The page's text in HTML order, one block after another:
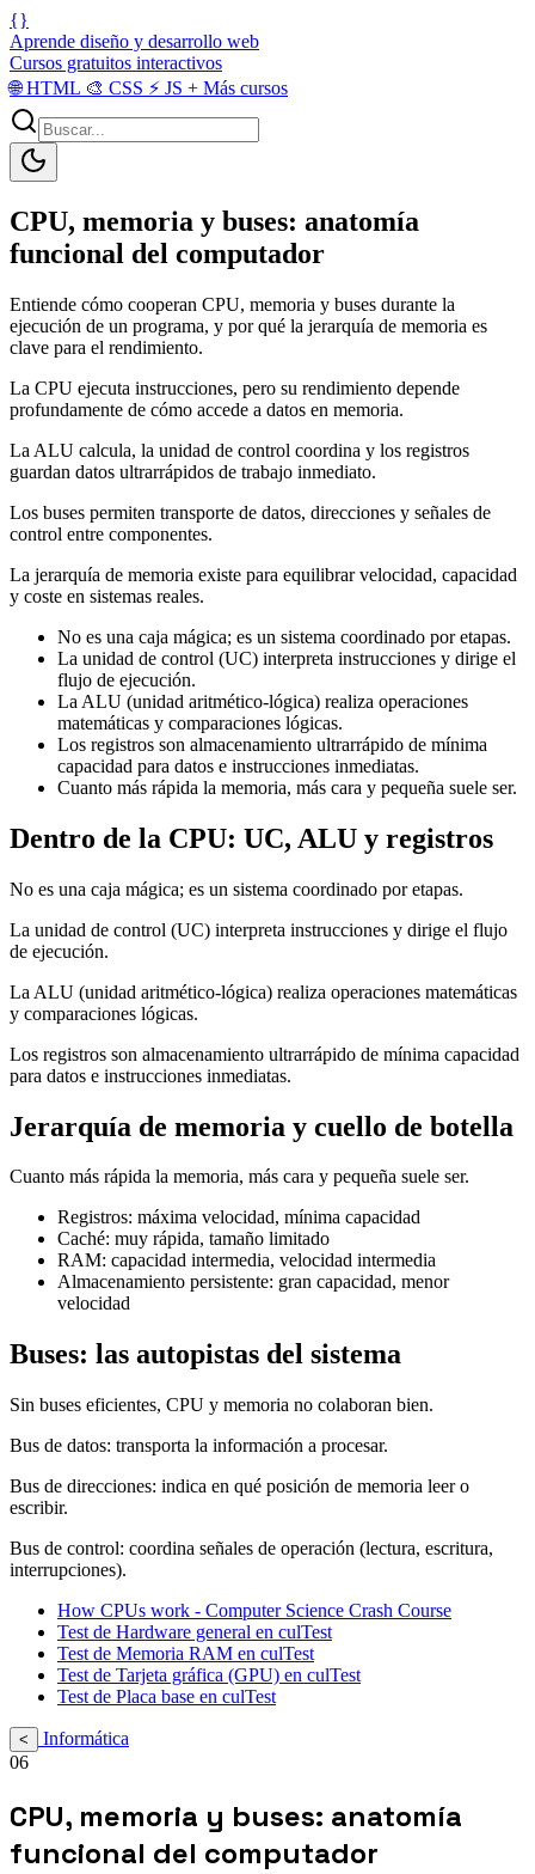
{}
Aprende diseño y desarrollo web
Cursos gratuitos interactivos
🌐HTML 🎨 CSS ⚡ JS + Más cursos
CPU, memoria y buses: anatomía
funcional del computador
Entiende cómo cooperan CPU, memoria y buses durante la
ejecución de un programa, y por qué la jerarquía de memoria es
clave para el rendimiento.
La CPU ejecuta instrucciones, pero su rendimiento depende
profundamente de cómo accede a datos en memoria.
La ALU calcula, la unidad de control coordina y los registros
guardan datos ultrarrápidos de trabajo inmediato.
Los buses permiten transporte de datos, direcciones y señales de
control entre componentes.
La jerarquía de memoria existe para equilibrar velocidad, capacidad
y coste en sistemas reales.
No es una caja mágica; es un sistema coordinado por etapas.
La unidad de control (UC) interpreta instrucciones y dirige el
flujo de ejecución.
La ALU (unidad aritmético-lógica) realiza operaciones
matemáticas y comparaciones lógicas.
Los registros son almacenamiento ultrarrápido de mínima
capacidad para datos e instrucciones inmediatas.
Cuanto más rápida la memoria, más cara y pequeña suele ser.
Dentro de la CPU: UC, ALU y registros
No es una caja mágica; es un sistema coordinado por etapas.
La unidad de control (UC) interpreta instrucciones y dirige el flujo
de ejecución.
La ALU (unidad aritmético-lógica) realiza operaciones matemáticas
y comparaciones lógicas.
Los registros son almacenamiento ultrarrápido de mínima capacidad
para datos e instrucciones inmediatas.
Jerarquía de memoria y cuello de botella
Cuanto más rápida la memoria, más cara y pequeña suele ser.
Registros: máxima velocidad, mínima capacidad
Caché: muy rápida, tamaño limitado
RAM: capacidad intermedia, velocidad intermedia
Almacenamiento persistente: gran capacidad, menor
velocidad
Buses: las autopistas del sistema
Sin buses eficientes, CPU y memoria no colaboran bien.
Bus de datos: transporta la información a procesar.
Bus de direcciones: indica en qué posición de memoria leer o
escribir.
Bus de control: coordina señales de operación (lectura, escritura,
interrupciones).
How CPUs work - Computer Science Crash Course
Test de Hardware general en culTest
Test de Memoria RAM en culTest
Test de Tarjeta gráfica (GPU) en culTest
Test de Placa base en culTest
<
Informática
06
CPU, memoria y buses: anatomía
funcional del computador